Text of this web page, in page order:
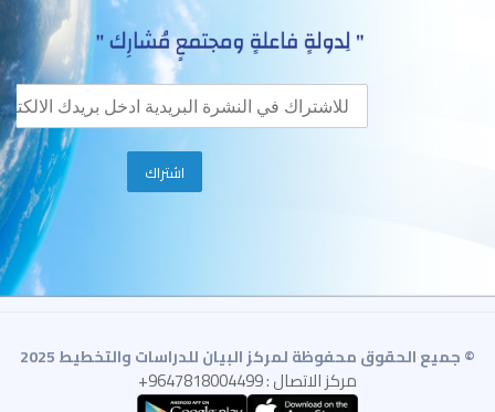
© جميع الحقوق محفوظة لمركز البيان للدراسات والتخطيط 2025
مركز الاتصال : 9647818004499+